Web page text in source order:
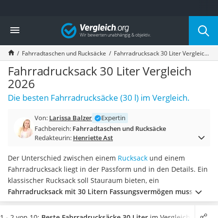
Die beliebtesten Vergleiche nach Kategorie
Freizeit & Sport
Gartentrampolin
Trampolin
Metalldetektor
Eufab-Fahrradträger
Trampolin 366 cm
Fahrradschloss
Futterboot
Air Bike
Trekkingschuhe Herren
Reisetasche mit Rollen
Klimmzugstation
Koffer
Nachtsichtgerät
Vergleich
Fahrradtaschen und Rucksäcke Fahrradrucksack 30 Liter Vergleich 2026
Fahrradrucksack 30 Liter Vergleich
2026
Die besten Fahrradrucksäcke (30 l) im Vergleich.
Von: Larissa Balzer
Expertin
Fachbereich: Fahrradtaschen und Rucksäcke
Redakteurin: Henriette Ast
Der Unterschied zwischen einem Rucksack und einem
Fahrradrucksack liegt in der Passform und in den Details. Ein
klassischer Rucksack soll Stauraum bieten, ein
Fahrradrucksack mit 30 Litern Fassungsvermögen muss
darüber hinaus beim Radfahren angenehm zu tragensein.
Wählen Sie jetzt einen Fahrradrucksack mit 30 Litern